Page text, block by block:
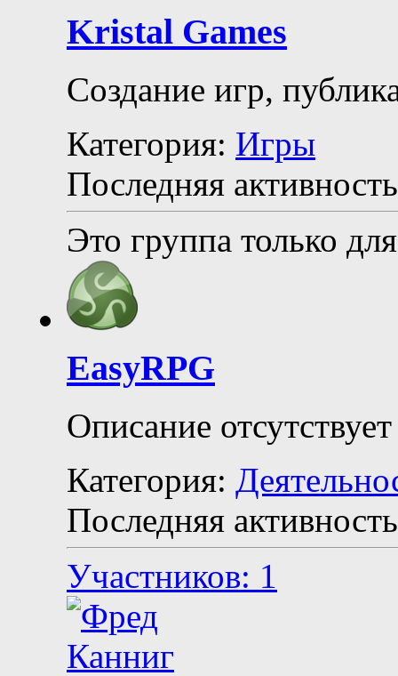
Kristal Games
Создание игр,
Категория: Игры
Последняя
Это группа только
EasyRPG
Описание отсутствует
Категория:
Последняя
Участников: 1